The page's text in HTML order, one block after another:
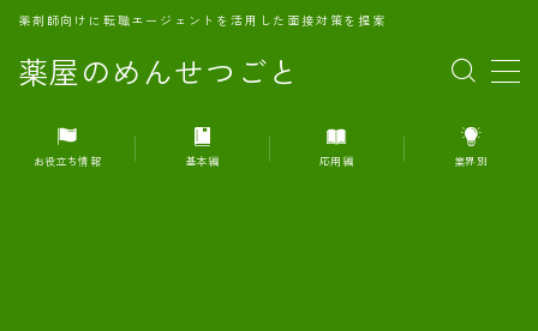
薬屋のめんせつごと
薬剤師向けに転職エージェントを活用した面接対策を提案
MENU
1.転職エージェントとは何か？
お役立ち情報 基本編 応用編 業界別